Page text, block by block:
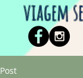
viagem
Post